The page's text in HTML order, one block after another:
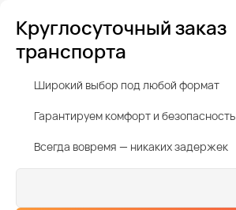
Круглосуточный заказ
транспорта
Широкий выбор под любой формат
Гарантируем комфорт и безопасность
Всегда вовремя — никаких задержек